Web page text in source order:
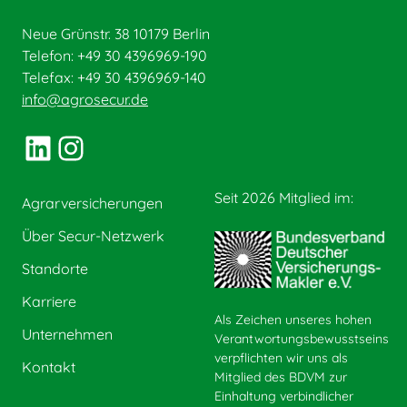
Neue Grünstr. 38 10179 Berlin
Telefon: +49 30 4396969-190
Telefax: +49 30 4396969-140
info@agrosecur.de
LinkedIn
Instagram
Agrarversicherungen
Über Secur-Netzwerk
Standorte
Karriere
Unternehmen
Kontakt
Seit 2026 Mitglied im:
Als Zeichen unseres hohen
Verantwortungsbewusstseins
verpflichten wir uns als
Mitglied des BDVM zur
Einhaltung verbindlicher